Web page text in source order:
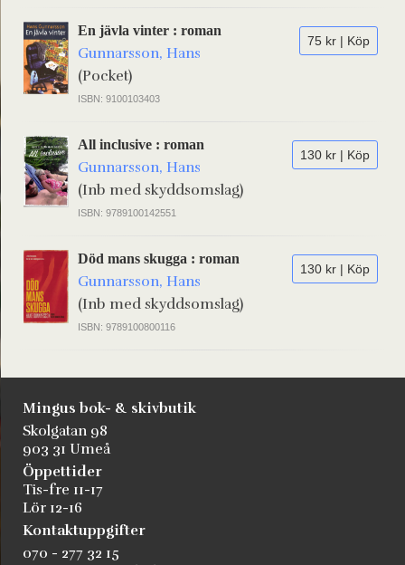
75 kr | Köp
En jävla vinter : roman
Gunnarsson, Hans
(Pocket)
ISBN: 9100103403
130 kr | Köp
All inclusive : roman
Gunnarsson, Hans
(Inb med skyddsomslag)
ISBN: 9789100142551
130 kr | Köp
Död mans skugga : roman
Gunnarsson, Hans
(Inb med skyddsomslag)
ISBN: 9789100800116
Mingus bok- & skivbutik
Skolgatan 98
903 31 Umeå
Öppettider
Tis-fre 11-17
Lör 12-16
Kontaktuppgifter
070 - 277 32 15